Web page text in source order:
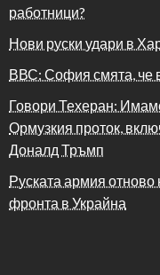
работници?
Нови руски удари в
ВВС: София смята, че
Говори Техеран:
Ормузкия проток,
Доналд Тръмп
Руската армия
фронта в Украйна